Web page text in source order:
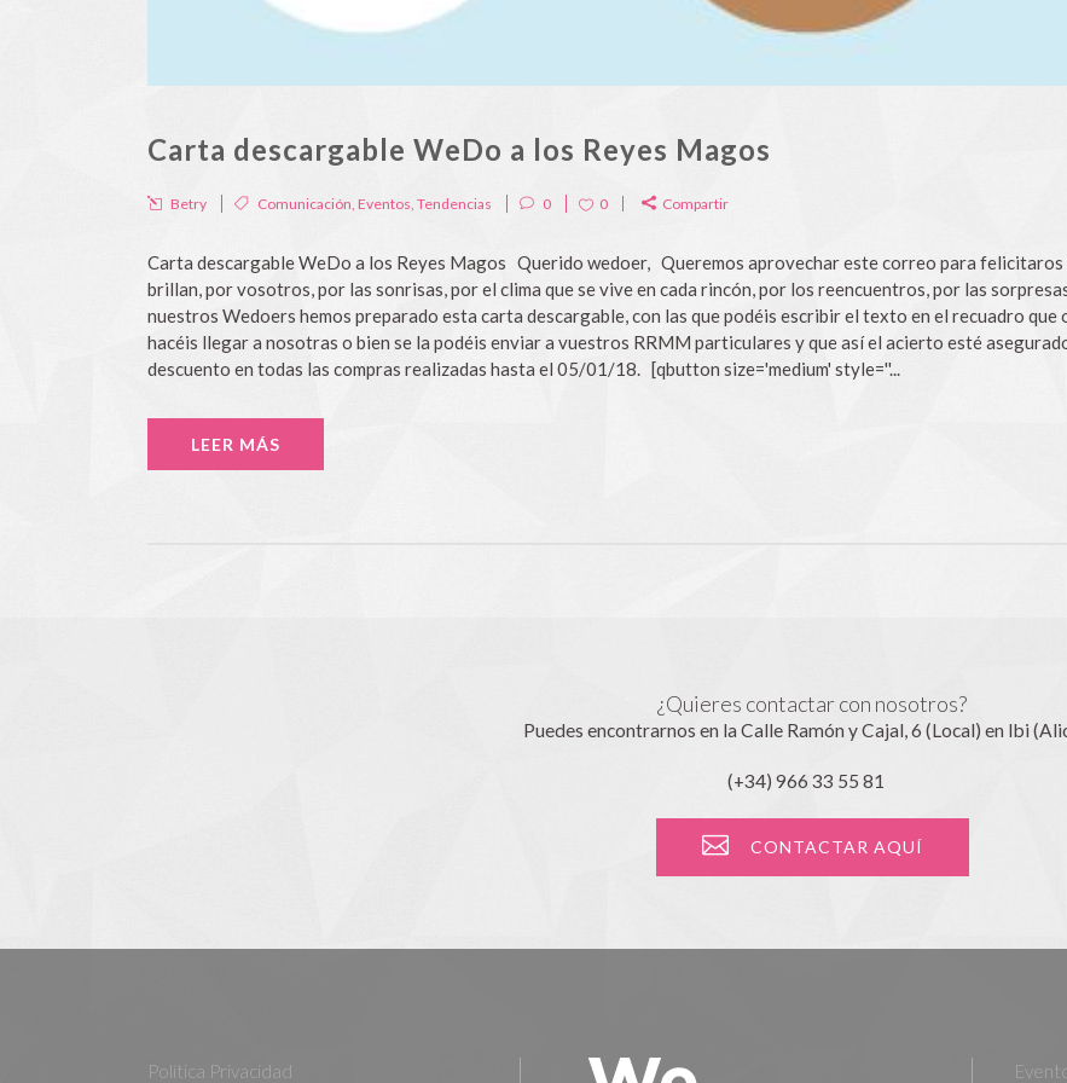
Carta descargable WeDo a los Reyes Magos
Betry Comunicación Eventos Tendencias 0 0 Compartir
Carta descargable WeDo a los Reyes Magos Querido wedoer, Queremos aprovechar este correo para felicitaros
brillan, por vosotros, por las sonrisas, por el clima que se vive en cada rincón, por los reencuentros, por las
nuestros Wedoers hemos preparado esta carta descargable, con las que podéis escribir el texto en el recuadro que
hacéis llegar a nosotras o bien se la podéis enviar a vuestros RRMM particulares y que así el acierto esté
descuento en todas las compras realizadas hasta el 05/01/18. [qbutton size='medium' style=''...
LEER MÁS
¿Quieres contactar con nosotros?
Puedes encontrarnos en la Calle Ramón y Cajal, 6 (Local) en Ibi
(+34) 966 33 55 81
CONTACTAR AQUÍ
Política Privacidad